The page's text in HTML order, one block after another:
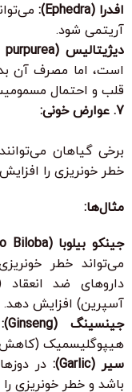
افدرا (Ephedra):
آریتمی شود.
دیژیتالیس (Digitalis purpurea):
است، اما مصرف آن
قلب و احتمال
7. عوارض خونی:
برخی گیاهان
خطر خونریزی را
مثال‌ها:
جینکو بیلوبا (Ginkgo Biloba):
می‌تواند خطر
داروهای ضد انعقاد
آسپرین) افزایش دهد.
جینسینگ (Ginseng):
هیپوگلیسمیک (کاهش
سیر (Garlic):
در
باشد و خطر خونریزی